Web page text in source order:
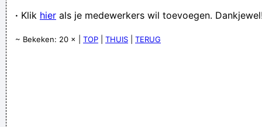
· Klik hier als je medewerkers wil toevoegen.
~ Bekeken: 20 × | TOP THUIS TERUG